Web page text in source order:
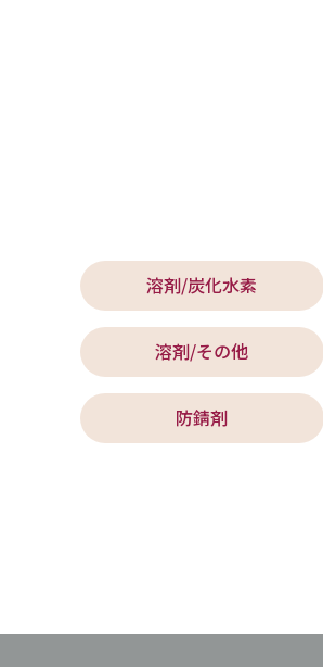
溶剤/炭化水素
溶剤/その他
防錆剤